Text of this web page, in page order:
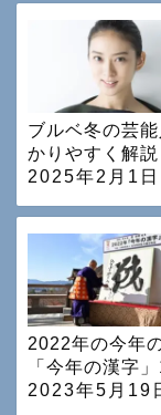
ブルベ冬の芸
かりやすく解説
2025年2月1日
2022年の今年
「今年の漢字
2023年5月19